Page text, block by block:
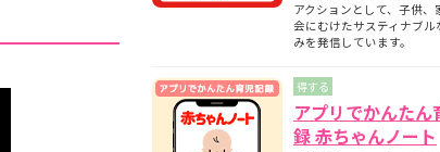
【看護師監修】フォローアップミルク
まで飲ませる？タイミングの目安と注
アクションとして、子供、
会にむけたサスティナブル
みを発信しています。
得する
アプリでかんたん
録 赤ちゃんノート